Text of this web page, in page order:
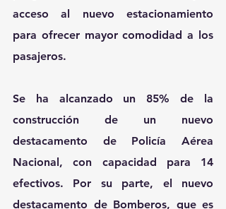
acceso al nuevo estacionamiento
para ofrecer mayor comodidad a los
pasajeros.
Se ha alcanzado un 85% de la
construcción de un nuevo
destacamento de Policía Aérea
Nacional, con capacidad para 14
efectivos. Por su parte, el nuevo
destacamento de Bomberos, que es